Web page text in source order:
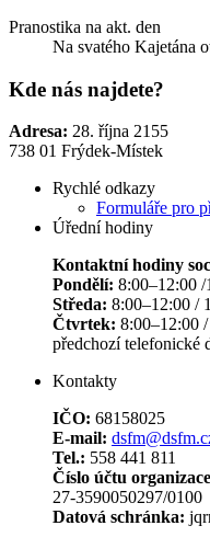
Pranostika na akt. den
Na svatého Kajetána
Kde nás najdete?
Adresa: 28. října 2155
738 01 Frýdek-Místek
Rychlé odkazy
Formuláře pro
Úřední hodiny
Kontaktní hodiny
Pondělí: 8:00–12:00
Středa: 8:00–12:00 /
Čtvrtek: 8:00–12:00
předchozí telefonické
Kontakty
IČO: 68158025
E-mail:
Tel.: 558 441 811
Číslo účtu
27-3590050297/0100
Datová schránka: